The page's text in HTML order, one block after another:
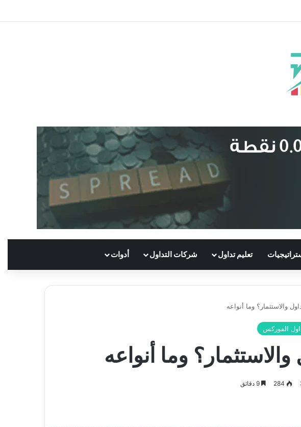
تعليم تداول شركات التداول أدوات
والاستثمار؟ وما أنواعه
الفوركس
وما أنواعه
284 9 دقائق